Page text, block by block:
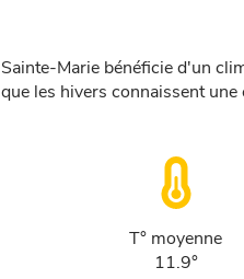
Sainte-Marie bénéficie d'un
que les hivers connaissent
T° moyenne
11.9°